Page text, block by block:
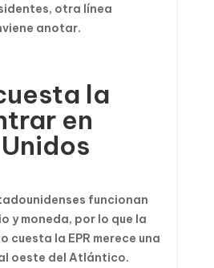
otra línea
anotar.
la
en
funcionan
y moneda, por lo que la
cuesta la EPR merece una
oeste del Atlántico.